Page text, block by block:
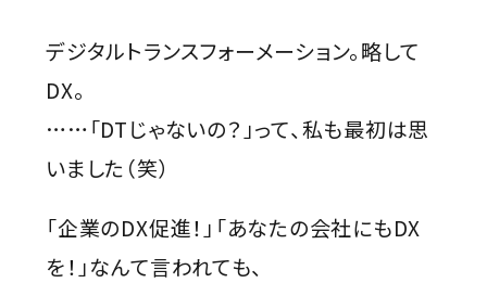
デジタルトランスフォーメーション。略して
DX。
……「DTじゃないの？」って、私も最初は思
いました（笑）
「企業のDX促進！」「あなたの会社にもDX
を！」なんて言われても、